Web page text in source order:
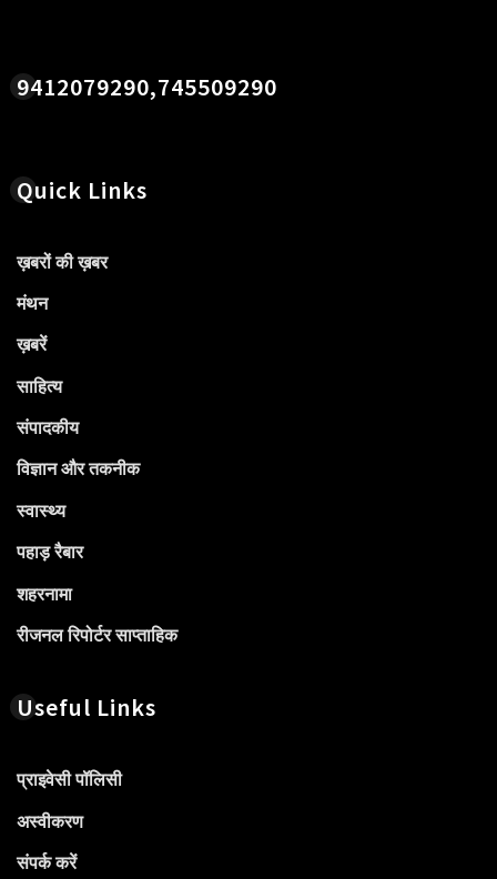
9412079290,745509290
Quick Links
ख़बरों की ख़बर
मंथन
ख़बरें
साहित्य
संपादकीय
विज्ञान और तकनीक
स्वास्थ्य
पहाड़ रैबार
शहरनामा
रीजनल रिपोर्टर साप्ताहिक
Useful Links
प्राइवेसी पॉलिसी
अस्वीकरण
संपर्क करें